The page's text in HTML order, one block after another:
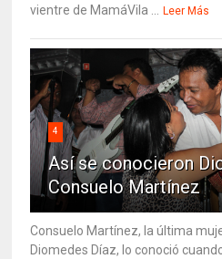
vientre de MamáVila ... Leer Más
4
Así se conocieron
Consuelo Martínez
Consuelo Martínez, la última
Diomedes Díaz, lo conoció